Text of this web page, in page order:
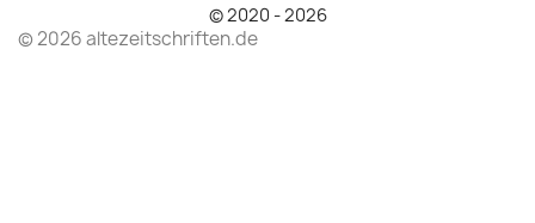
© 2020 - 2026
© 2026 altezeitschriften.de